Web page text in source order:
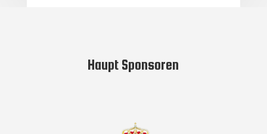
Haupt Sponsoren